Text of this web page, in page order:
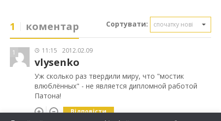
1 коментар Сортувати: спочатку нові
1 11:15 2012.02.09
vlysenko
Уж сколько раз твердили миру, что "мостик
влюблённых" - не является дипломной работой
Патона!
Відповісти